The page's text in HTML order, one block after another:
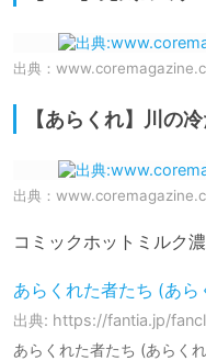
出典：
【あらくれ】川の
出典：
あらくれた者たち (あ
出典: https://fantia.jp/
あらくれた者たち (あらく